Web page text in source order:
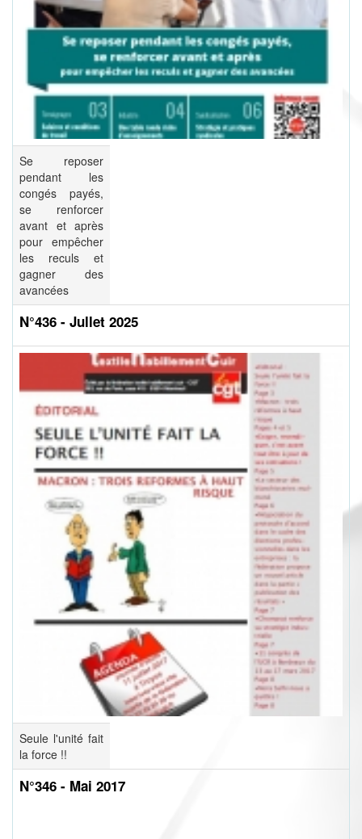
Se reposer
pendant les
congés payés,
se renforcer
avant et après
pour empêcher
les reculs et
gagner des
avancées
N°436 - Jullet 2025
Seule l'unité fait
la force !!
N°346 - Mai 2017